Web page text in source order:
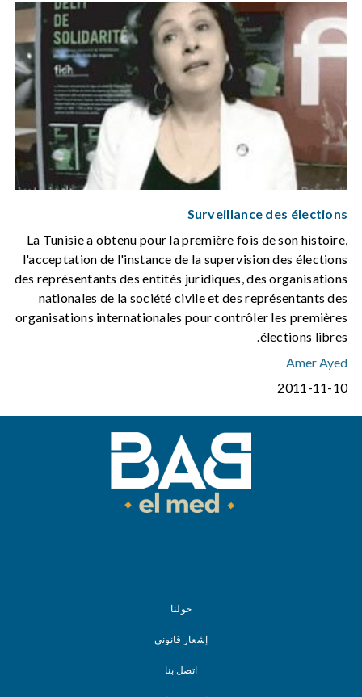
Surveillance des élections
La Tunisie a obtenu pour la première fois de son histoire,
l'acceptation de l'instance de la supervision des élections
des représentants des entités juridiques, des organisations
nationales de la société civile et des représentants des
organisations internationales pour contrôler les premières
élections libres.
Amer Ayed
2011-11-10
حولنا
إشعار قانوني
اتصل بنا